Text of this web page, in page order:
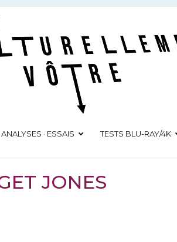
Culturellement Vôtre
ANALYSES · ESSAIS TESTS BLU-RAY/4K
JONES